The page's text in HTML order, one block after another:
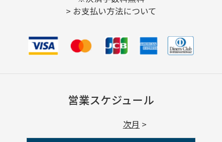
> お支払い方法について
営業スケジュール
次月